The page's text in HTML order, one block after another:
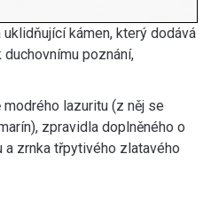
kámen, který dodává
poznání,
lazuritu (z něj se
zpravidla doplněného o
zrnka třpytivého zlatavého